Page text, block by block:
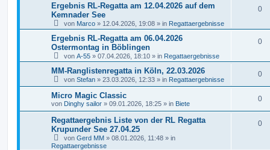
Ergebnis RL-Regatta am 12.04.2026 auf dem
Kemnader See
von Marco » 12.04.2026, 19:08 » in Regattaergebnisse
0
Ergebnis RL-Regatta am 06.04.2026
Ostermontag in Böblingen
von A-55 » 07.04.2026, 18:10 » in Regattaergebnisse
0
MM-Ranglistenregatta in Köln, 22.03.2026
von Stefan » 23.03.2026, 12:33 » in Regattaergebnisse
0
Micro Magic Classic
von Dinghy sailor » 09.01.2026, 18:25 » in Biete
0
Regattaergebnis Liste von der RL Regatta
Krupunder See 27.04.25
von Gerd MM » 08.01.2026, 11:48 » in
Regattaergebnisse
0